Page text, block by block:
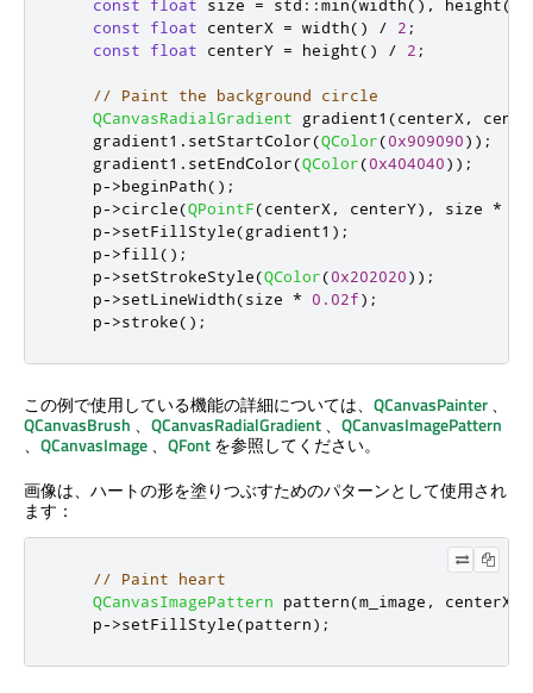
const
float size = std ::min(width() , height
const
float centerX = width() / 2 ;
const
float centerY = height() / 2 ;
// Paint the background circle
QCanvasRadialGradient gradient1 (centerX ,
    gradient1
. setStartColor(QColor(0x909090));
    gradient1
. setEndColor(QColor(0x404040));
    p
->beginPath();
    p
->circle(QPointF(centerX , centerY) , size *
    p
->setFillStyle(gradient1 );
    p
->fill ();
    p
->setStrokeStyle(QColor(0x202020));
    p
->setLineWidth(size * 0.02f);
    p
->stroke();
この例で使用している機能の詳細については、 QCanvasPainter、
QCanvasBrush 、 QCanvasRadialGradient、 QCanvasImagePattern
、 QCanvasImage、 QFontを参照してください。
画像は、ハートの形を塗りつぶすためのパターンとして使用され
ます：
// Paint heart
QCanvasImagePattern pattern(m_image , centerX
    p
->setFillStyle(pattern);